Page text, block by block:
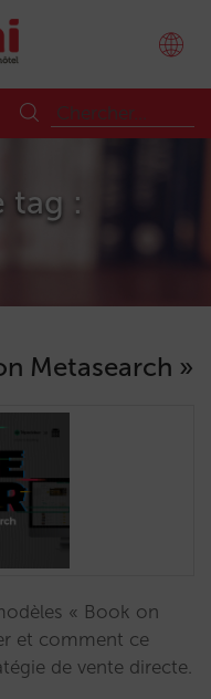
tag :
Metasearch »
« Book on
et comment ce
de vente directe.